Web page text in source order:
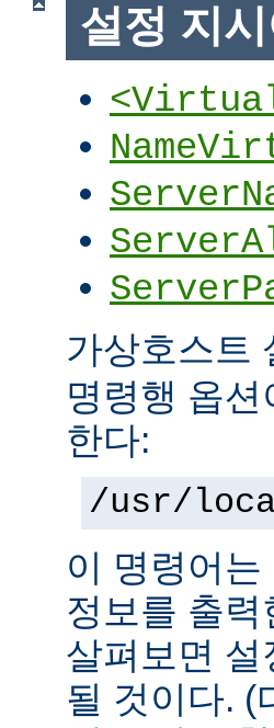
설정 지시
가상호스트
명령행 옵
한다:
/usr/
이 명령어
정보를 출
살펴보면
될 것이다.